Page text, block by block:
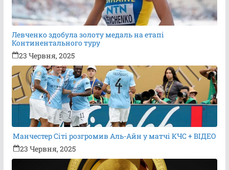
Левченко здобула золоту медаль на етапі
Континентального туру
23 Червня, 2025
Манчестер Сіті розгромив Аль-Айн у матчі КЧС + ВІДЕО
23 Червня, 2025